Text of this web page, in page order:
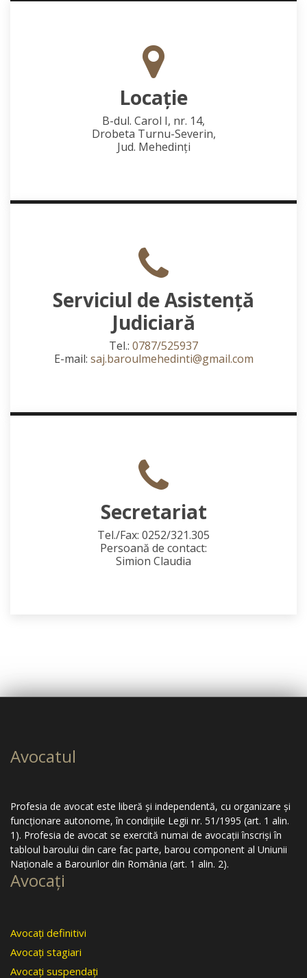
Locaţie
B-dul. Carol I, nr. 14,
Drobeta Turnu-Severin,
Jud. Mehedinţi
Serviciul de Asistență
Judiciară
Tel.: 0787/525937
E-mail: saj.baroulmehedinti@gmail.com
Secretariat
Tel./Fax: 0252/321.305
Persoană de contact:
Simion Claudia
Avocatul
Profesia de avocat este liberă şi independentă, cu organizare şi
funcţionare autonome, în condiţiile Legii nr. 51/1995 (art. 1 alin.
1). Profesia de avocat se exercită numai de avocaţii înscrişi în
tabloul baroului din care fac parte, barou component al Uniunii
Naţionale a Barourilor din România (art. 1 alin. 2).
Avocaţi
Avocaţi definitivi
Avocaţi stagiari
Avocaţi suspendaţi